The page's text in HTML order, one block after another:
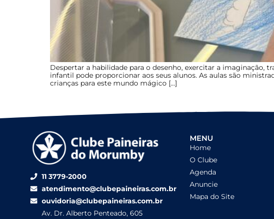
Despertar a habilidade para o desenho, exercitar a imaginação,
infantil pode proporcionar aos seus alunos. As aulas são
crianças para este mundo mágico […]
11 3779-2000
atendimento@clubepaineiras.com.br
ouvidoria@clubepaineiras.com.br
Av. Dr. Alberto Penteado, 605
MENU
Home
O Clube
Agenda
Anuncie
Mapa do Site